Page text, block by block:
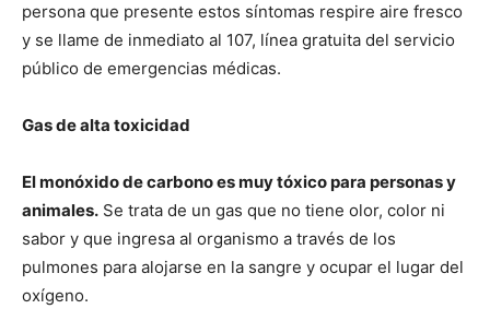
persona que presente estos síntomas respire aire fresco
y se llame de inmediato al 107, línea gratuita del servicio
público de emergencias médicas.
Gas de alta toxicidad
El monóxido de carbono es muy tóxico para personas y
animales. Se trata de un gas que no tiene olor, color ni
sabor y que ingresa al organismo a través de los
pulmones para alojarse en la sangre y ocupar el lugar del
oxígeno.